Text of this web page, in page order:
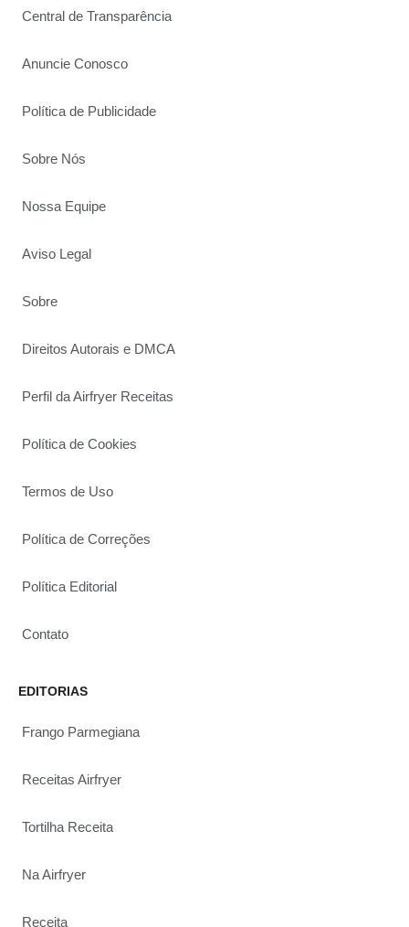
Central de Transparência
Anuncie Conosco
Política de Publicidade
Sobre Nós
Nossa Equipe
Aviso Legal
Sobre
Direitos Autorais e DMCA
Perfil da Airfryer Receitas
Política de Cookies
Termos de Uso
Política de Correções
Política Editorial
Contato
EDITORIAS
Frango Parmegiana
Receitas Airfryer
Tortilha Receita
Na Airfryer
Receita